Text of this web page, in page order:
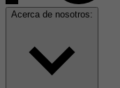
Acerca de nosotros: